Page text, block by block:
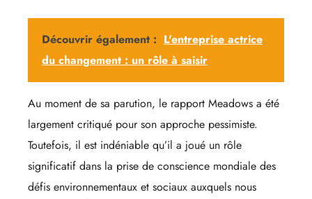
Découvrir également : L'entreprise actrice
du changement : un rôle à saisir
Au moment de sa parution, le rapport Meadows a été
largement critiqué pour son approche pessimiste.
Toutefois, il est indéniable qu’il a joué un rôle
significatif dans la prise de conscience mondiale des
défis environnementaux et sociaux auxquels nous